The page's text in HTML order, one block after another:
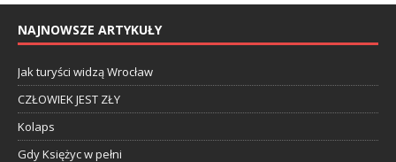
NAJNOWSZE ARTYKUŁY
Jak turyści widzą Wrocław
CZŁOWIEK JEST ZŁY
Kolaps
Gdy Księżyc w pełni